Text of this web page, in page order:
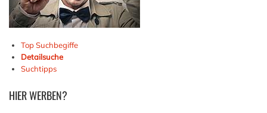
Top Suchbegiffe
Detailsuche
Suchtipps
HIERWERBEN?